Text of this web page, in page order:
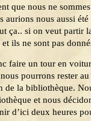
que nous ne
aurions nous aussi
ça.. si on veut partir
ils ne sont pas
faire un tour en
pourrons rester
de la bibliothèque.
et nous
d’ici deux heures